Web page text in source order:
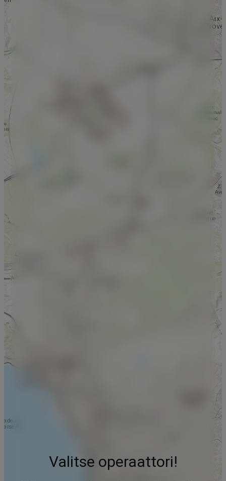
Valitse operaattori!